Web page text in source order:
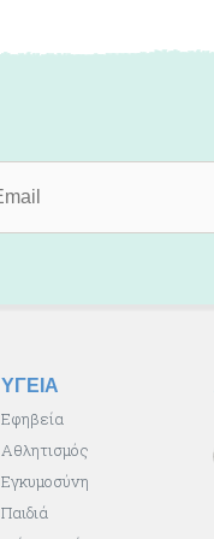
ΥΓΕΙΑ
Εφηβεία
Αθλητισμός
Εγκυμοσύνη
Παιδιά